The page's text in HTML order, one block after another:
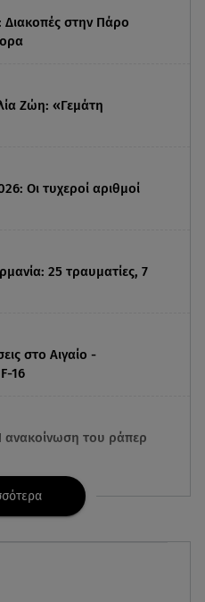
στην Πάρο
Ζώη: «Γεμάτη
Οι τυχεροί αριθμοί
25 τραυματίες, 7
στο Αιγαίο -
16
ανακοίνωση του ράπερ
Το μεγαλύτερο
κόσμο